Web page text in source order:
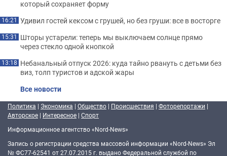
который сохраняет форму
16:21 Удивил гостей кексом с грушей, но без груши: все в восторге
15:31 Шторы устарели: теперь мы выключаем солнце прямо
через стекло одной кнопкой
13:18 Небанальный отпуск 2026: куда тайно рвануть с детьми без
виз, толп туристов и адской жары
Все новости
Политика | Экономика | Общество | Происшествия | Фоторепортажи |
Авторское | Интересное | Спорт
Информационное агентство «Nord-News»
Запись о регистрации средства массовой информации «Nord-News» Эл
№ ФС77-62541 от 27.07.2015 г. выдано Федеральной службой по